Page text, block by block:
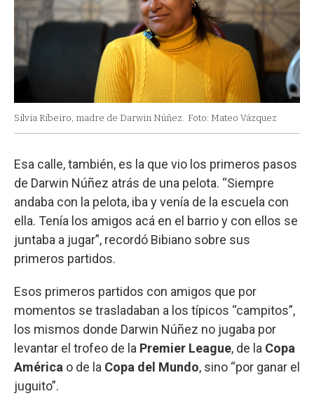
Silvia Ribeiro, madre de Darwin Núñez. Foto: Mateo Vázquez
Esa calle, también, es la que vio los primeros pasos
de Darwin Núñez atrás de una pelota. “Siempre
andaba con la pelota, iba y venía de la escuela con
ella. Tenía los amigos acá en el barrio y con ellos se
juntaba a jugar”, recordó Bibiano sobre sus
primeros partidos.
Esos primeros partidos con amigos que por
momentos se trasladaban a los típicos “campitos”,
los mismos donde Darwin Núñez no jugaba por
levantar el trofeo de la Premier League, de la Copa
América o de la Copa del Mundo, sino “por ganar el
juguito”.